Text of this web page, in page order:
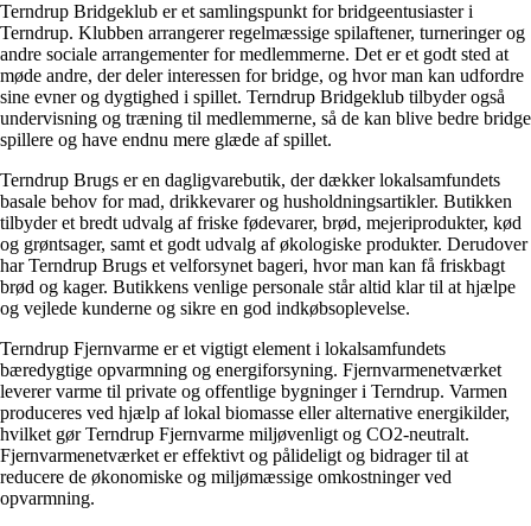
Terndrup Bridgeklub er et samlingspunkt for bridgeentusiaster i
Terndrup. Klubben arrangerer regelmæssige spilaftener, turneringer og
andre sociale arrangementer for medlemmerne. Det er et godt sted at
møde andre, der deler interessen for bridge, og hvor man kan udfordre
sine evner og dygtighed i spillet. Terndrup Bridgeklub tilbyder også
undervisning og træning til medlemmerne, så de kan blive bedre bridge
spillere og have endnu mere glæde af spillet.
Terndrup Brugs er en dagligvarebutik, der dækker lokalsamfundets
basale behov for mad, drikkevarer og husholdningsartikler. Butikken
tilbyder et bredt udvalg af friske fødevarer, brød, mejeriprodukter, kød
og grøntsager, samt et godt udvalg af økologiske produkter. Derudover
har Terndrup Brugs et velforsynet bageri, hvor man kan få friskbagt
brød og kager. Butikkens venlige personale står altid klar til at hjælpe
og vejlede kunderne og sikre en god indkøbsoplevelse.
Terndrup Fjernvarme er et vigtigt element i lokalsamfundets
bæredygtige opvarmning og energiforsyning. Fjernvarmenetværket
leverer varme til private og offentlige bygninger i Terndrup. Varmen
produceres ved hjælp af lokal biomasse eller alternative energikilder,
hvilket gør Terndrup Fjernvarme miljøvenligt og CO2-neutralt.
Fjernvarmenetværket er effektivt og pålideligt og bidrager til at
reducere de økonomiske og miljømæssige omkostninger ved
opvarmning.